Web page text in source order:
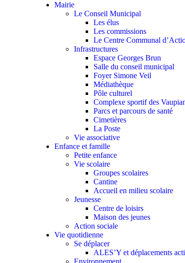
Mairie
Le Conseil Municipal
Les élus
Les commissions
Le Centre Communal
Infrastructures
Espace Georges Brun
Salle du conseil municipal
Foyer Simone Veil
Médiathèque
Pôle culturel
Complexe sportif des
Parcs et parcours de santé
Cimetières
La Poste
Vie associative
Enfance et famille
Petite enfance
Vie scolaire
Groupes scolaires
Cantine
Accueil en milieu scolaire
Jeunesse
Centre de loisirs
Maison des jeunes
Action sociale
Vie quotidienne
Se déplacer
ALES’Y et déplacements
Environnement